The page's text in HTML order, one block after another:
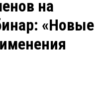
Блоги
Архив
на
«Новые